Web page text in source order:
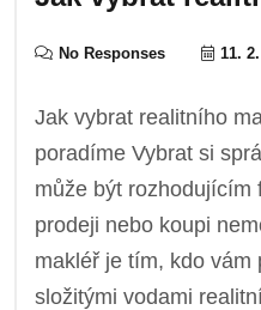
No Responses 11.
Jak vybrat realitního
poradíme Vybrat si
může být rozhodujícím
prodeji nebo koupi
makléř je tím, kdo vám
složitými vodami